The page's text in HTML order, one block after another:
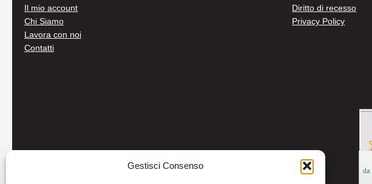
Gestisci Consenso
Il mio account
Chi Siamo
Lavora con noi
Contatti
Diritto di recesso
Privacy Policy